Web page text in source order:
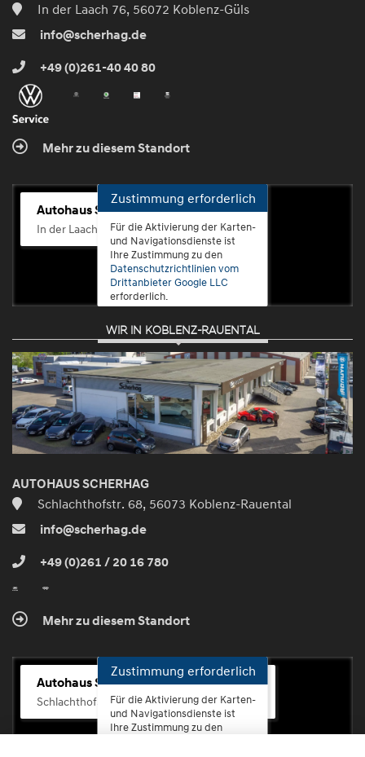
In der Laach 76, 56072 Koblenz-Güls
info@scherhag.de
+49 (0)261-40 40 80
Mehr zu diesem Standort
Autohaus Scherhag
In der Laach 76, 56072 Koblenz-Güls
Zustimmung erforderlich
Für die Aktivierung der Karten-
und Navigationsdienste ist
Ihre Zustimmung zu den
Datenschutzrichtlinien vom
Drittanbieter Google LLC
erforderlich.
Zustimmen
und
aktivieren
WIR IN KOBLENZ-RAUENTAL
AUTOHAUS SCHERHAG
Schlachthofstr. 68, 56073 Koblenz-Rauental
info@scherhag.de
+49 (0)261 / 20 16 780
Mehr zu diesem Standort
Autohaus Scherhag
Schlachthofstr. 68, 56073 Koblenz-Rauental
Zustimmung erforderlich
Für die Aktivierung der Karten-
und Navigationsdienste ist
Ihre Zustimmung zu den